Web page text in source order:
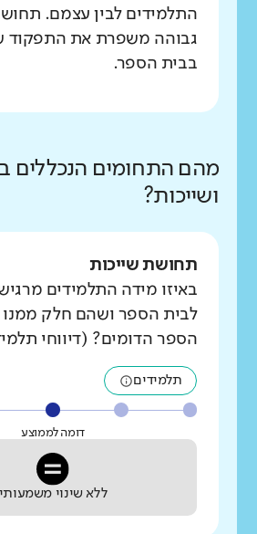
התלמידים לבין עצמם.
גבוהה משפרת את התפקוד
בבית הספר.
מהם התחומים הנכללים
ושייכות?
תחושת שייכות
באיזו מידה התלמידים
לבית הספר ושהם חלק ממנו
הספר הדומים? (דיווחי
תלמידים
דומה לממוצע
ללא שינוי משמעותי